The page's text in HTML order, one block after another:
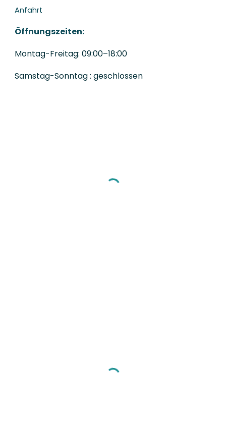
Anfahrt
Öffnungszeiten:
Montag-Freitag: 09:00–18:00
Samstag-Sonntag : geschlossen